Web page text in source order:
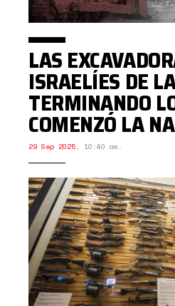
LAS
ISRAELÍES DE
TERMINANDO
COMENZÓ LA
29 Sep 2025, 10:40 am.